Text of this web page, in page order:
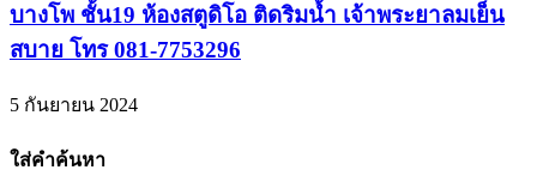
บางโพ ชั้น19 ห้องสตูดิโอ ติดริมน้ำ เจ้าพระยาลมเย็น
สบาย โทร 081-7753296
5 กันยายน 2024
ใส่คำค้นหา